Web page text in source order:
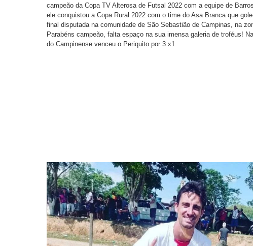
campeão da Copa TV Alterosa de Futsal 2022 com a equipe de
ele conquistou a Copa Rural 2022 com o time do Asa Branca que
final disputada na comunidade de São Sebastião de Campinas, na
Parabéns campeão, falta espaço na sua imensa galeria de troféus!
do Campinense venceu o Periquito por 3 x1.